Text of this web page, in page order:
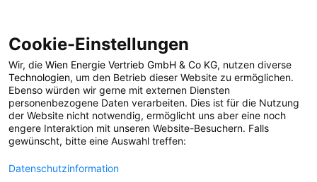
POSTS BY TAG
Amstetten
1 BEITRAG
Cookie-Einstellungen
Wir, die Wien Energie Vertrieb GmbH & Co KG, nutzen diverse
Technologien, um den Betrieb dieser Website zu ermöglichen.
Ebenso würden wir gerne mit externen Diensten
personenbezogene Daten verarbeiten. Dies ist für die Nutzung
der Website nicht notwendig, ermöglicht uns aber eine noch
engere Interaktion mit unseren Website-Besuchern. Falls
gewünscht, bitte eine Auswahl treffen:
Datenschutzinformation